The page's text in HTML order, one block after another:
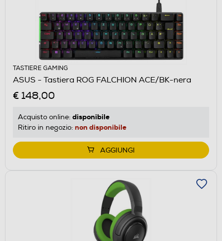
TASTIERE GAMING
ASUS - Tastiera ROG FALCHION ACE/BK-nera
€ 148,00
Acquisto online: disponibile
Ritiro in negozio: non disponibile
AGGIUNGI